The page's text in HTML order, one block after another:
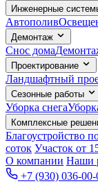
Инженерные
Автополив
Демонтаж
Снос дома
Проектирование
Ландшафтный
Сезонные работы
Уборка снега
Комплексные
Благоустройство
соток Участок от
О компании Наши
+7 (930) 036-00-